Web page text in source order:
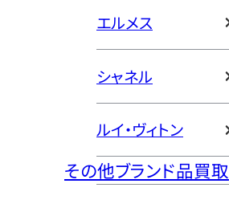
エルメス
シャネル
ルイ・ヴィトン
その他ブランド品買取